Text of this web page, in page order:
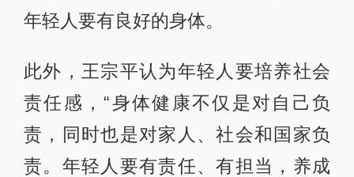
年轻人要有良好的身体。
此外，王宗平认为年轻人要培养社会
责任感，“身体健康不仅是对自己负
责，同时也是对家人、社会和国家负
责。年轻人要有责任、有担当，养成